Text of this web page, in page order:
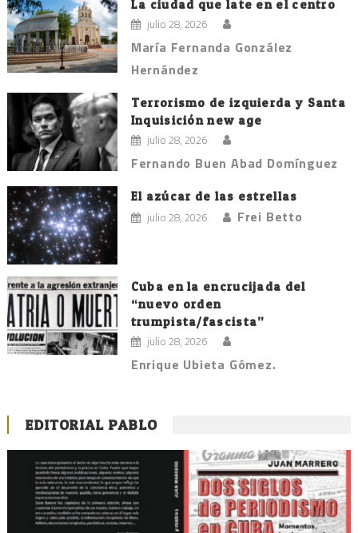
La ciudad que late en el centro
julio 28, 2026
María Fernanda González
Hernández
Terrorismo de izquierda y Santa
Inquisición new age
julio 28, 2026
Fernando Buen Abad Domínguez
El azúcar de las estrellas
julio 28, 2026 Frei Betto
Cuba en la encrucijada del
“nuevo orden
trumpista/fascista”
julio 28, 2026
Enrique Ubieta Gómez.
EDITORIAL PABLO